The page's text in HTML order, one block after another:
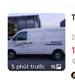
5 phút trước 15